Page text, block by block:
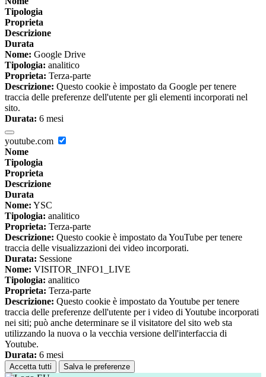
Tipologia
Proprieta
Descrizione
Durata
Nome: Google Drive
Tipologia: analitico
Proprieta: Terza-parte
Descrizione: Questo cookie è impostato da Google per tenere
traccia delle preferenze dell'utente per gli elementi incorporati nel
sito.
Durata: 6 mesi
youtube.com
Nome
Tipologia
Proprieta
Descrizione
Durata
Nome: YSC
Tipologia: analitico
Proprieta: Terza-parte
Descrizione: Questo cookie è impostato da YouTube per tenere
traccia delle visualizzazioni dei video incorporati.
Durata: Sessione
Nome: VISITOR_INFO1_LIVE
Tipologia: analitico
Proprieta: Terza-parte
Descrizione: Questo cookie è impostato da Youtube per tenere
traccia delle preferenze dell'utente per i video di Youtube incorporati
nei siti; può anche determinare se il visitatore del sito web sta
utilizzando la nuova o la vecchia versione dell'interfaccia di
Youtube.
Durata: 6 mesi
Accetta tutti Salva le preferenze